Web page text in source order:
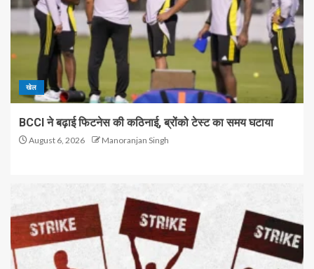
खेल
BCCI ने बढ़ाई फिटनेस की कठिनाई, ब्रोंको टेस्ट का समय घटाया
August 6, 2026 Manoranjan Singh